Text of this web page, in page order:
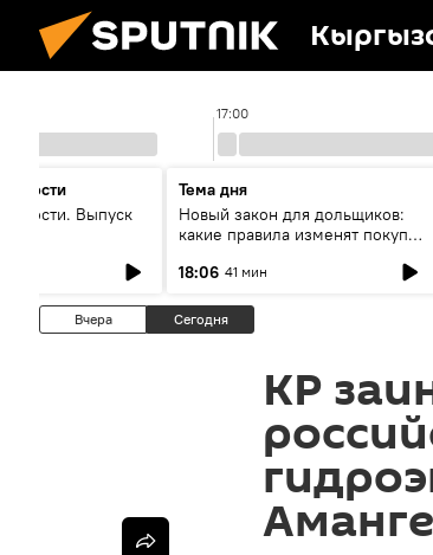
17:00
Выпуск
Тема дня
Новый закон для дольщиков:
какие правила изменят покупку
18:06 41 мин
Вчера Сегодня
КР